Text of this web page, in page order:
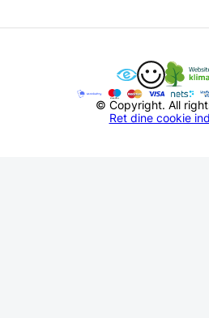
© Copyright. All
Ret dine cookie